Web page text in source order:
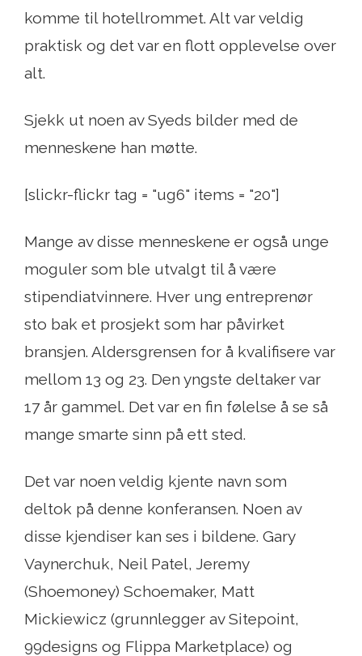
komme til hotellrommet. Alt var veldig
praktisk og det var en flott opplevelse over
alt.
Sjekk ut noen av Syeds bilder med de
menneskene han møtte.
[slickr-flickr tag = "ug6" items = "20"]
Mange av disse menneskene er også unge
moguler som ble utvalgt til å være
stipendiatvinnere. Hver ung entreprenør
sto bak et prosjekt som har påvirket
bransjen. Aldersgrensen for å kvalifisere var
mellom 13 og 23. Den yngste deltaker var
17 år gammel. Det var en fin følelse å se så
mange smarte sinn på ett sted.
Det var noen veldig kjente navn som
deltok på denne konferansen. Noen av
disse kjendiser kan ses i bildene. Gary
Vaynerchuk, Neil Patel, Jeremy
(Shoemoney) Schoemaker, Matt
Mickiewicz (grunnlegger av Sitepoint,
99designs og Flippa Marketplace) og